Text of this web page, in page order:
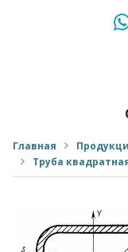
Главная
Труба